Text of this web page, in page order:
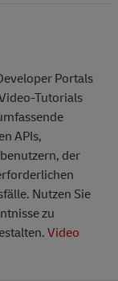
Portals
Tutorials
APIs,
der
Nutzen Sie
zu
Video